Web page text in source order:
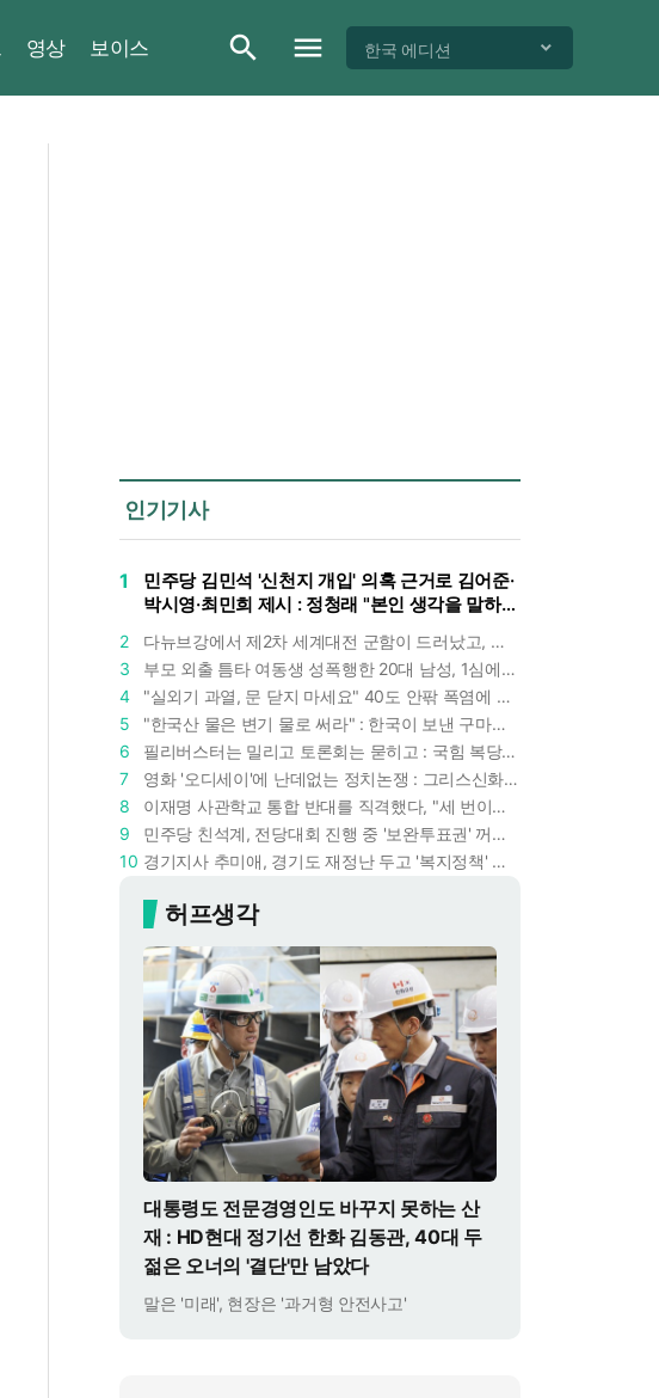
영상 보이스 한국 에디션
인기기사
1
민주당 김민석 '신천지 개입' 의혹 근거로 김어준·
박시영·최민희 제시 : 정청래 "본인 생각을 말하
2
다뉴브강에서 제2차 세계대전 군함이 드러났고, 포항 수돗물은 갑자기 짜졌다 : 폭염·가뭄이 만든 낯선 풍경
3
부모 외출 틈타 여동생 성폭행한 20대 남성, 1심에서 5년형 선고 : 친족 간 '암수범죄'의 심각성
4
"실외기 과열, 문 닫지 마세요" 40도 안팎 폭염에 쉼 없이 도는 에어컨 : 화재 위험 경고등!
5
"한국산 물은 변기 물로 써라" : 한국이 보낸 구마모토 지진 구호품에 한 일본인의 '어처구니 없는' 반응
6
필리버스터는 밀리고 토론회는 묻히고 : 국힘 복당 원하는 한동훈, '검사 정치'의 한계만 드러내나
7
영화 '오디세이'에 난데없는 정치논쟁 : 그리스신화 공간에서 '트럼프 전쟁의 참혹함'이 보인다
8
이재명 사관학교 통합 반대를 직격했다, "세 번이나 군사 쿠데타 했는데 압도적 지위"
9
민주당 친석계, 전당대회 진행 중 '보완투표권' 꺼냈다 : '사후 투표 허용' 무리수에 정청래 "투표 쿠데타"
10
경기지사 추미애, 경기도 재정난 두고 '복지정책' 탓하는 시선에 정면 반박 : "고령자와 아이 인구 급증"
허프생각
대통령도 전문경영인도 바꾸지 못하는 산
재 : HD현대 정기선 한화 김동관, 40대 두
젊은 오너의 '결단'만 남았다
말은 '미래', 현장은 '과거형 안전사고'